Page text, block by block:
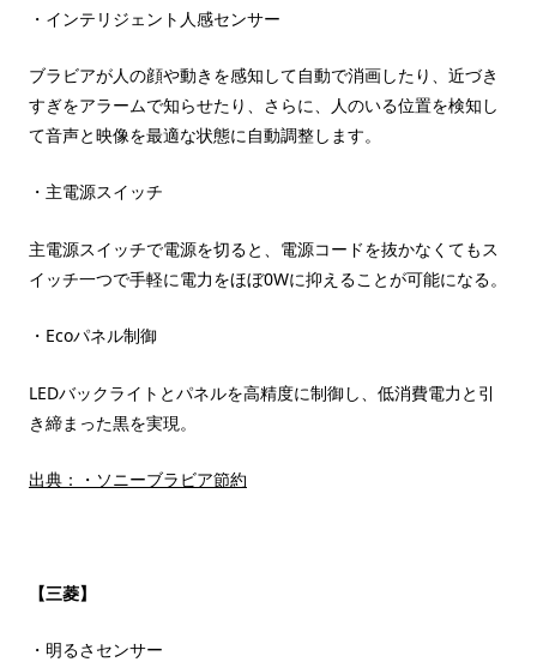
・インテリジェント人感センサー
ブラビアが人の顔や動きを感知して自動で消画したり、近づき
すぎをアラームで知らせたり、さらに、人のいる位置を検知し
て音声と映像を最適な状態に自動調整します。
・主電源スイッチ
主電源スイッチで電源を切ると、電源コードを抜かなくてもス
イッチ一つで手軽に電力をほぼ0Wに抑えることが可能になる。
・Ecoパネル制御
LEDバックライトとパネルを高精度に制御し、低消費電力と引
き締まった黒を実現。
出典：・ソニーブラビア節約
【三菱】
・明るさセンサー